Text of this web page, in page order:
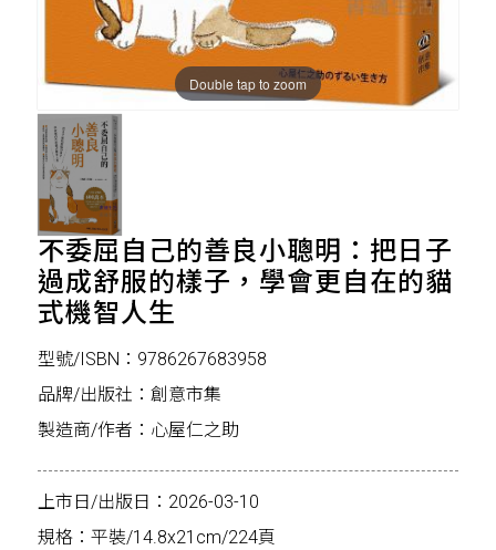
Double tap to zoom
不委屈自己的善良小聰明：把日子
過成舒服的樣子，學會更自在的貓
式機智人生
型號/ISBN：9786267683958
品牌/出版社：創意市集
製造商/作者：心屋仁之助
上市日/出版日：2026-03-10
規格：平裝/14.8x21cm/224頁